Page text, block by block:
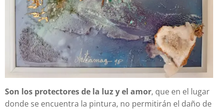
Son los protectores de la luz y el amor, que en el lugar
donde se encuentra la pintura, no permitirán el daño de